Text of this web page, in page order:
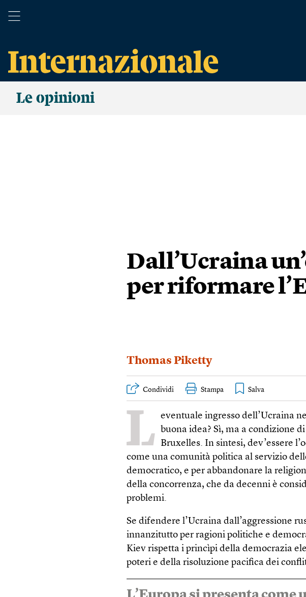
Le opinioni
Dall’Ucraina
per riformare
Thomas Piketty
Condividi Stampa
L eventuale ingresso dell’Ucraina
buona idea? Sì, ma a condizione
Bruxelles. In sintesi, dev’essere
come una comunità politica al servizio
democratico, e per abbandonare la
della concorrenza, che da decenni è
problemi.
Se difendere l’Ucraina dall’aggressione
innanzitutto per ragioni politiche e
Kiev rispetta i princìpi della democrazia
poteri e della risoluzione pacifica dei